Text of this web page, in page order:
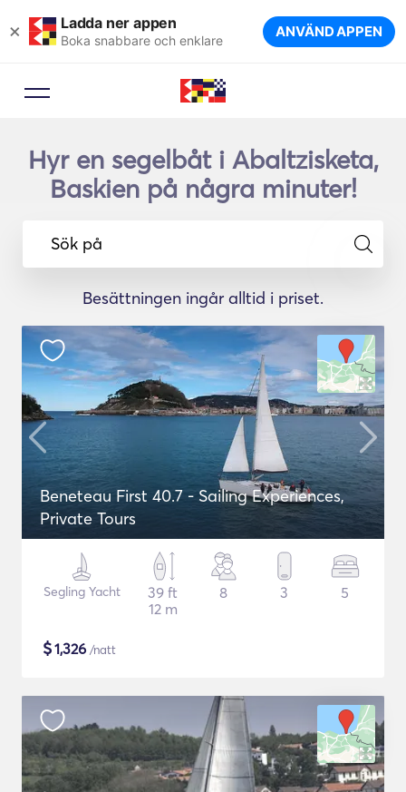
× Ladda ner appen
Boka snabbare och enklare ANVÄND APPEN
Hyr en segelbåt i Abaltzisketa,
Baskien på några minuter!
Sök på
Besättningen ingår alltid i priset.
Beneteau First 40.7 - Sailing Experiences,
Private Tours
Segling Yacht
39 ft
12 m
8 3 5
$1,326 /natt